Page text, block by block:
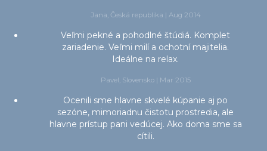
Jana, Česká republika | Aug 2014
Veľmi pekné a pohodlné štúdiá. Komplet
zariadenie. Veľmi milí a ochotní majitelia.
Ideálne na relax.
Pavel, Slovensko | Mar 2015
Ocenili sme hlavne skvelé kúpanie aj po
sezóne, mimoriadnu čistotu prostredia, ale
hlavne prístup pani vedúcej. Ako doma sme sa
cítili.